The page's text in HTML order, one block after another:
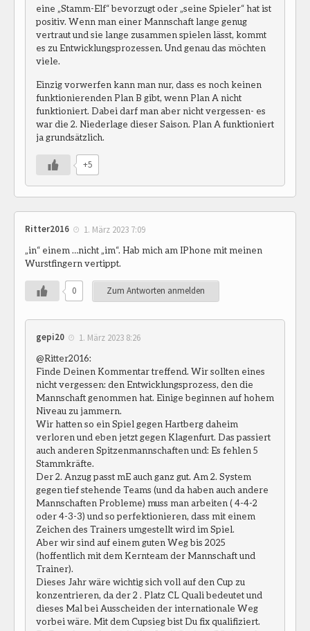
eine „Stamm-Elf“ bevorzugt oder „seine Spieler“ hat ist
positiv. Wenn man einer Mannschaft lange genug
vertraut und sie lange zusammen spielen lässt, kommt
es zu Entwicklungsprozessen. Und genau das möchten
viele.
Einzig vorwerfen kann man nur, dass es noch keinen
funktionierenden Plan B gibt, wenn Plan A nicht
funktioniert. Dabei darf man aber nicht vergessen- es
war die 2. Niederlage dieser Saison. Plan A funktioniert
ja grundsätzlich.
+5
Ritter2016 1. März 2023 7:09
„in“ einem …nicht „im“. Hab mich am IPhone mit meinen
Wurstfingern vertippt.
0 Zum Antworten anmelden
gepi20 1. März 2023 8:26
@Ritter2016:
Finde Deinen Kommentar treffend. Wir sollten eines
nicht vergessen: den Entwicklungsprozess, den die
Mannschaft genommen hat. Einige beginnen auf hohem
Niveau zu jammern.
Wir hatten so ein Spiel gegen Hartberg daheim
verloren und eben jetzt gegen Klagenfurt. Das passiert
auch anderen Spitzenmannschaften und: Es fehlen 5
Stammkräfte.
Der 2. Anzug passt mE auch ganz gut. Am 2. System
gegen tief stehende Teams (und da haben auch andere
Mannschaften Probleme) muss man arbeiten ( 4-4-2
oder 4-3-3) und so perfektionieren, dass mit einem
Zeichen des Trainers umgestellt wird im Spiel.
Aber wir sind auf einem guten Weg bis 2025
(hoffentlich mit dem Kernteam der Mannschaft und
Trainer).
Dieses Jahr wäre wichtig sich voll auf den Cup zu
konzentrieren, da der 2 . Platz CL Quali bedeutet und
dieses Mal bei Ausscheiden der internationale Weg
vorbei wäre. Mit dem Cupsieg bist Du fix qualifiziert.